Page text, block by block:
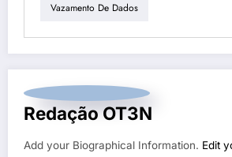
Vazamento De Dados
Redação OT3N
Add your Biographical Information. Edit